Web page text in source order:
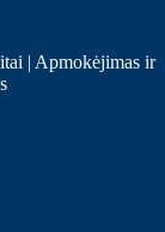
| Apmokėjimas ir